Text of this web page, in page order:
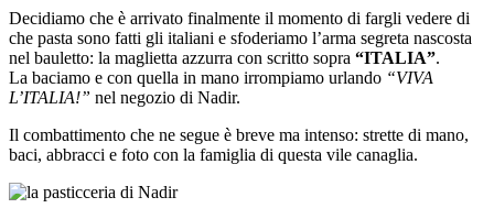
Decidiamo che è arrivato finalmente il momento di fargli vedere di
che pasta sono fatti gli italiani e sfoderiamo l’arma segreta nascosta
nel bauletto: la maglietta azzurra con scritto sopra “ITALIA”.
La baciamo e con quella in mano irrompiamo urlando “VIVA
L’ITALIA!” nel negozio di Nadir.
Il combattimento che ne segue è breve ma intenso: strette di mano,
baci, abbracci e foto con la famiglia di questa vile canaglia.